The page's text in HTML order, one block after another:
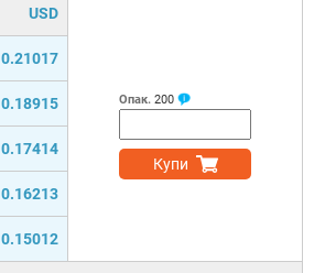
USD
0.21017
0.18915
0.17414
0.16213
0.15012
Опак. 200
Купи